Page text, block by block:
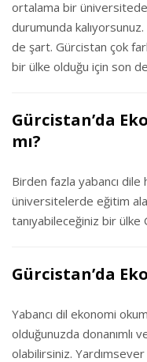
ortalama bir
durumunda
de şart. Gürcistan çok
bir ülke olduğu için son
Gürcistan’da
mı?
Birden fazla yabancı
üniversitelerde eğitim
tanıyabileceğiniz bir ülke
Gürcistan’da
Yabancı dil ekonomi
olduğunuzda donanımlı
olabilirsiniz.